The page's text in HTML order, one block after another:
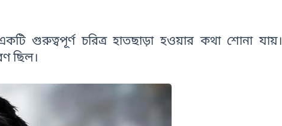
গুরুত্বপূর্ণ চরিত্র হাতছাড়া হওয়ার কথা শোনা যায়।
ছিল।